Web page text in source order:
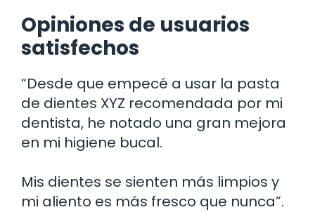
Opiniones de usuarios
satisfechos
“Desde que empecé a usar la pasta
de dientes XYZ recomendada por mi
dentista, he notado una gran mejora
en mi higiene bucal.
Mis dientes se sienten más limpios y
mi aliento es más fresco que nunca”.